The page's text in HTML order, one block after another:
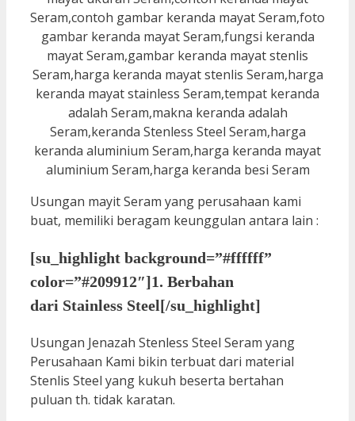
Usungan mayit Seram yang perusahaan kami
buat, memiliki beragam keunggulan antara lain :
[su_highlight background=”#ffffff”
color=”#209912″]1. Berbahan
dari Stainless Steel[/su_highlight]
Usungan Jenazah Stenless Steel Seram yang
Perusahaan Kami bikin terbuat dari material
Stenlis Steel yang kukuh beserta bertahan
puluan th. tidak karatan.